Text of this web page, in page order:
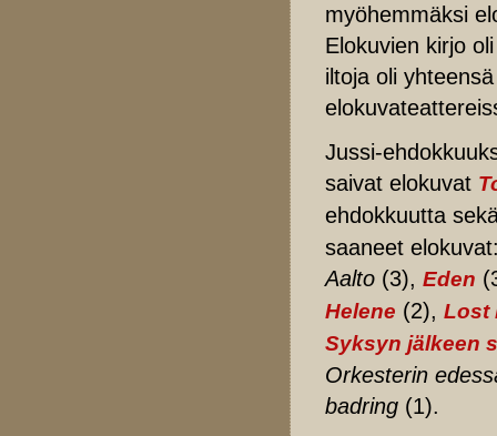
myöhemmäksi
Elokuvien kirjo
iltoja oli
Jussi-
saivat elokuvat
ehdokkuutta
saaneet
Aalto (3), Eden
Helene (2), Lost
Syksyn jälkeen
Orkesterin
badring (1).